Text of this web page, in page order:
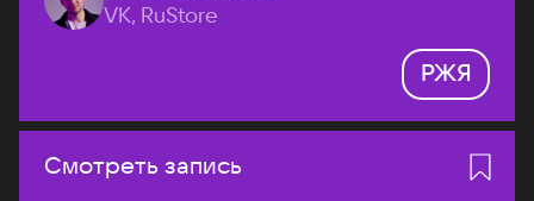
VK, RuStore
РЖЯ
Смотреть запись